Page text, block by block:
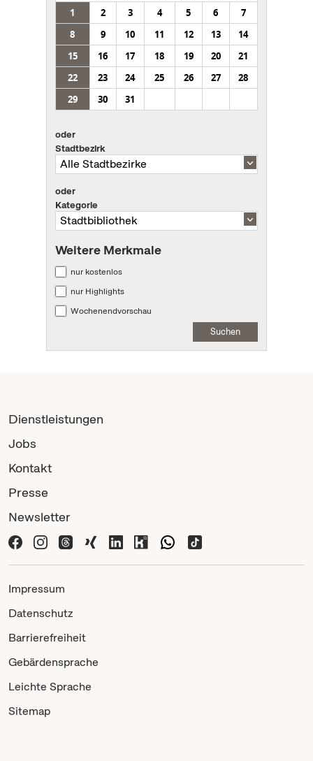
1
2 3 4 5 6
7
8
9 10 11 12 13
14
15
16 17 18 19 20
21
22
23 24 25 26 27
28
29
30 31
oder
Stadtbezirk
oder
Kategorie
Weitere Merkmale
nur kostenlos
nur Highlights
Wochenendvorschau
Suchen
Dienstleistungen
Jobs
Kontakt
Presse
Newsletter
Impressum
Datenschutz
Barrierefreiheit
Gebärdensprache
Leichte Sprache
Sitemap